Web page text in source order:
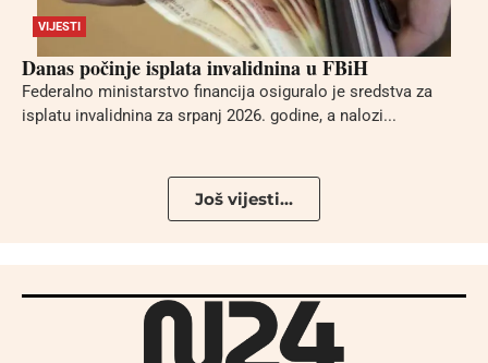
VIJESTI
Danas počinje isplata invalidnina u FBiH
Federalno ministarstvo financija osiguralo je sredstva za
isplatu invalidnina za srpanj 2026. godine, a nalozi...
Još vijesti...